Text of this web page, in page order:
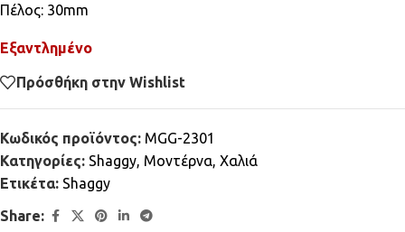
Πέλος: 30mm
Εξαντλημένο
Πρόσθήκη στην Wishlist
Κωδικός προϊόντος: MGG-2301
Κατηγορίες: Shaggy, Μοντέρνα, Χαλιά
Ετικέτα: Shaggy
Share: